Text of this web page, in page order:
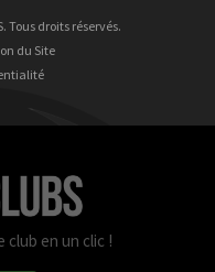
Tous droits réservés.
du Site
club en un clic !